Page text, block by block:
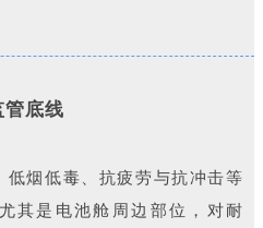
底线
低烟低毒、抗疲劳与抗冲击等
其是电池舱周边部位，对耐